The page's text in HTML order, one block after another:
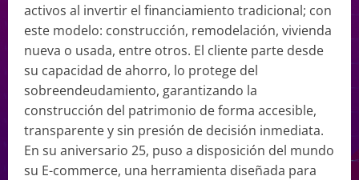
activos al invertir el financiamiento tradicional; con
este modelo: construcción, remodelación, vivienda
nueva o usada, entre otros. El cliente parte desde
su capacidad de ahorro, lo protege del
sobreendeudamiento, garantizando la
construcción del patrimonio de forma accesible,
transparente y sin presión de decisión inmediata.
En su aniversario 25, puso a disposición del mundo
su E-commerce, una herramienta diseñada para